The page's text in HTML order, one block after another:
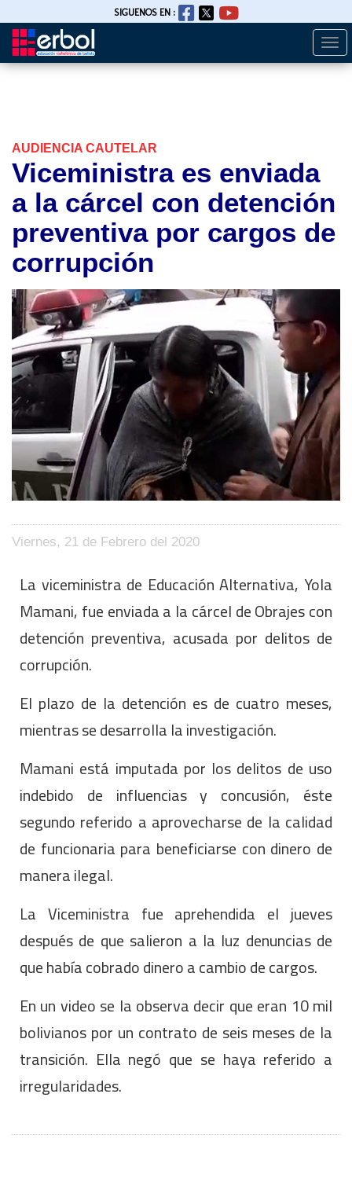
Pasar
SIGUENOS EN :
AUDIENCIA CAUTELAR
Viceministra es enviada
a la cárcel con detención
preventiva por cargos de
corrupción
Viernes, 21 de Febrero del 2020
La viceministra de Educación Alternativa, Yola
Mamani, fue enviada a la cárcel de Obrajes con
detención preventiva, acusada por delitos de
corrupción.
El plazo de la detención es de cuatro meses,
mientras se desarrolla la investigación.
Mamani está imputada por los delitos de uso
indebido de influencias y concusión, éste
segundo referido a aprovecharse de la calidad
de funcionaria para beneficiarse con dinero de
manera ilegal.
La Viceministra fue aprehendida el jueves
después de que salieron a la luz denuncias de
que había cobrado dinero a cambio de cargos.
En un video se la observa decir que eran 10 mil
bolivianos por un contrato de seis meses de la
transición. Ella negó que se haya referido a
irregularidades.